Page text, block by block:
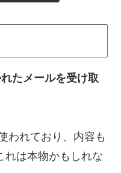
たメールを受け取
われており、内容も
れは本物かもしれな